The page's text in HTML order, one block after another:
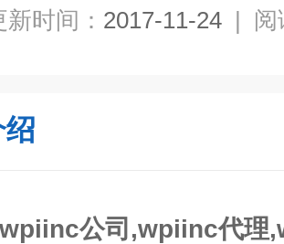
新时间： 2017-11-24 | 阅
公司,wpiinc代理